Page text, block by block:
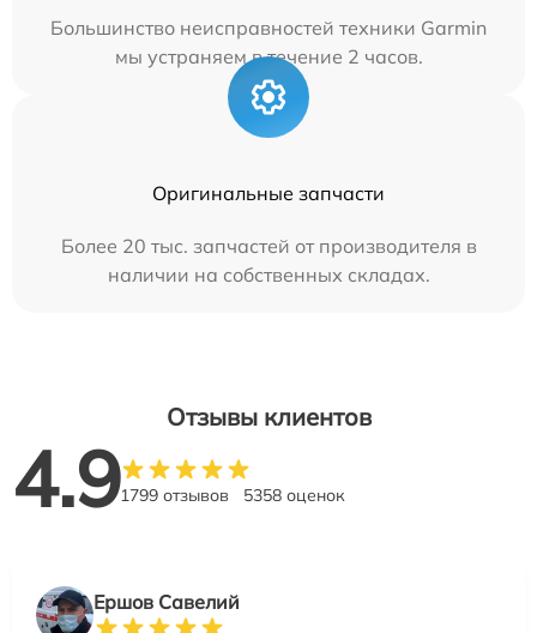
Большинство неисправностей техники Garmin
мы устраняем в течение 2 часов.
Оригинальные запчасти
Более 20 тыс. запчастей от производителя в
наличии на собственных складах.
Отзывы клиентов
4.91799 отзывов 5358 оценок
Ершов Савелий